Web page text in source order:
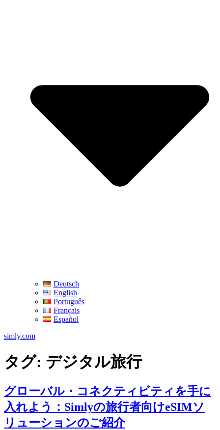
Deutsch
English
Português
Français
Español
simly.com
タグ: デジタル旅行
グローバル・コネクティビティを手に
入れよう：Simlyの旅行者向けeSIMソ
リューションのご紹介